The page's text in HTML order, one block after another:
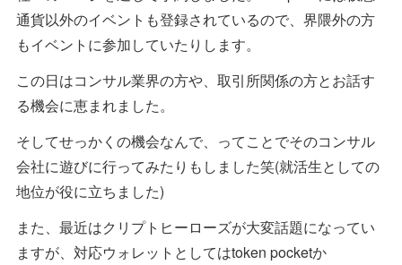
通貨以外のイベントも登録されているので、界隈外の方
もイベントに参加していたりします。
この日はコンサル業界の方や、取引所関係の方とお話す
る機会に恵まれました。
そしてせっかくの機会なんで、ってことでそのコンサル
会社に遊びに行ってみたりもしました笑(就活生としての
地位が役に立ちました)
また、最近はクリプトヒーローズが大変話題になってい
ますが、対応ウォレットとしてはtoken pocketか